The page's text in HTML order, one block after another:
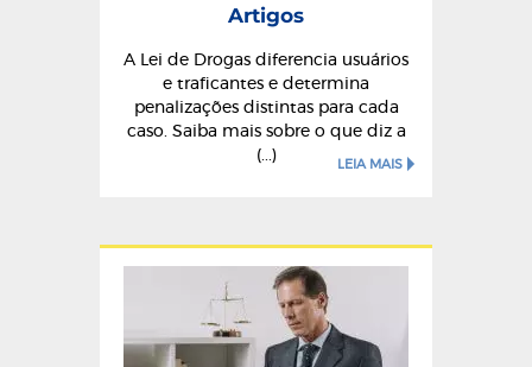
Artigos
A Lei de Drogas diferencia usuários
e traficantes e determina
penalizações distintas para cada
caso. Saiba mais sobre o que diz a
(...)
LEIA MAIS